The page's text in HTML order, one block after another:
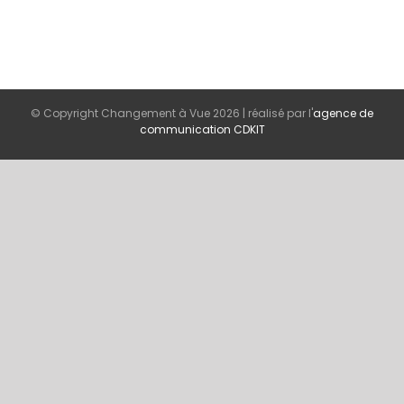
© Copyright Changement à Vue 2026 | réalisé par l'agence de
communication CDKIT